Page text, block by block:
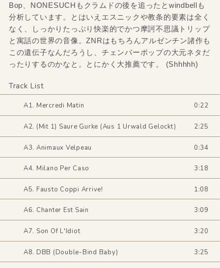
Bop、NONESUCHもクラムドの後を追ったとwindbellも
分析しています。とはいえエスニックや教条的要素は全く
なく、しっかりたっぷり快楽的でかつ摩訶不思議トリップ
と寓話の世界の音像。ZNRはもちろんアルゼンチン諸作も
この遺伝子なんだろうし、チェンバーポップの大元ネタだ
ったりするのかなと。とにかく大推薦です。 (Shhhhh)
Track List
A1. Mercredi Matin 0:22
A2. (Mit 1) Saure Gurke (Aus 1 Urwald Gelockt) 2:25
A3. Animaux Velpeau 0:34
A4. Milano Per Caso 3:18
A5. Fausto Coppi Arrive! 1:08
A6. Chanter Est Sain 3:09
A7. Son Of L'Idiot 3:20
A8. DBB (Double-Bind Baby) 3:25